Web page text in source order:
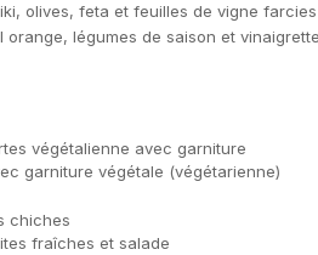
olives, feta et feuilles de vigne farcies
légumes de saison et
végétalienne avec garniture
garniture végétale (végétarienne)
chiches
fraîches et salade